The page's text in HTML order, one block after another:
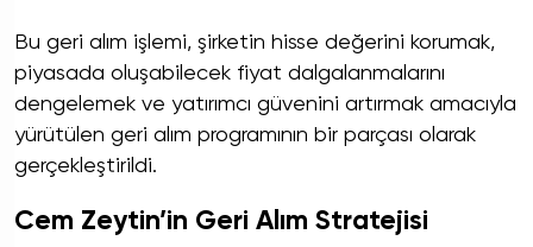
Bu geri alım işlemi, şirketin hisse değerini korumak,
piyasada oluşabilecek fiyat dalgalanmalarını
dengelemek ve yatırımcı güvenini artırmak amacıyla
yürütülen geri alım programının bir parçası olarak
gerçekleştirildi.
Cem Zeytin’in Geri Alım Stratejisi